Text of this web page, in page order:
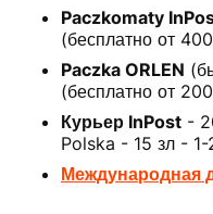
Paczkomaty
(бесплатно от
Paczka ORLEN
(бесплатно от
Курьер InPost -
Polska - 15 зл - 1-
Международная